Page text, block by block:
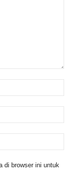
di browser ini untuk